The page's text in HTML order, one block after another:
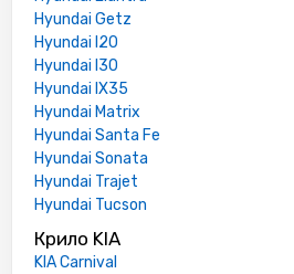
Hyundai Getz
Hyundai I20
Hyundai I30
Hyundai IX35
Hyundai Matrix
Hyundai Santa Fe
Hyundai Sonata
Hyundai Trajet
Hyundai Tucson
Крило KIA
KIA Carnival